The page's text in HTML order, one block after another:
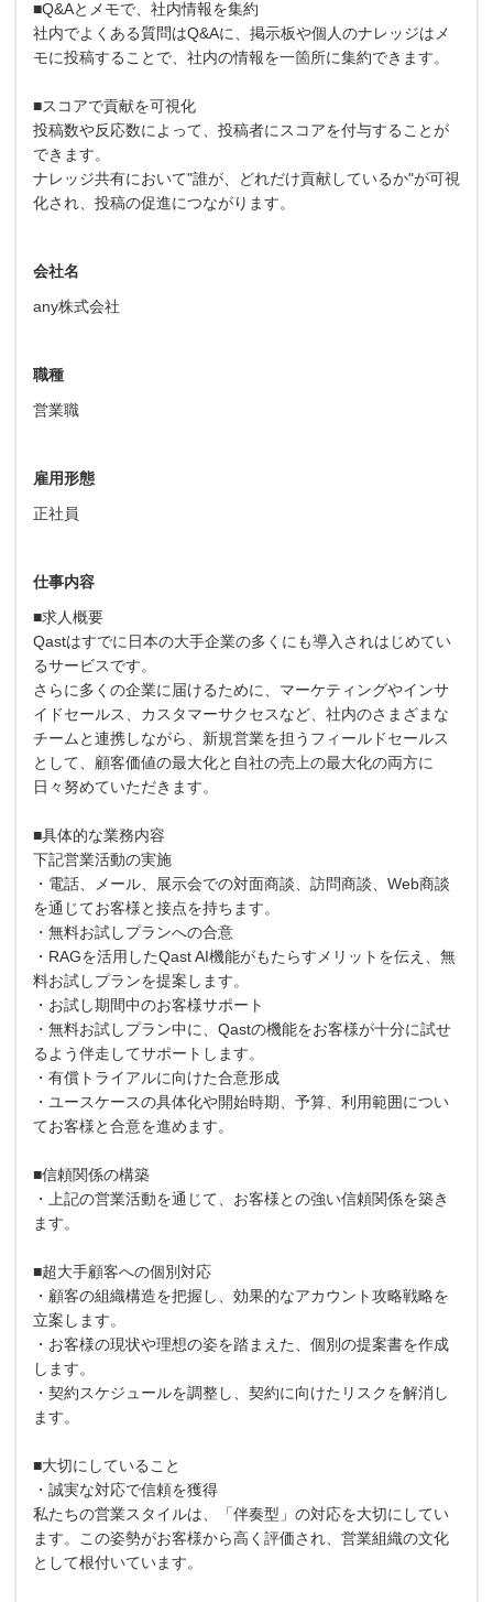
■Q&Aとメモで、社内情報を集約
社内でよくある質問はQ&Aに、掲示板や個人のナレッジはメ
モに投稿することで、社内の情報を一箇所に集約できます。
■スコアで貢献を可視化
投稿数や反応数によって、投稿者にスコアを付与することが
できます。
ナレッジ共有において"誰が、どれだけ貢献しているか"が可視
化され、投稿の促進につながります。
会社名
any株式会社
職種
営業職
雇用形態
正社員
仕事内容
■求人概要
Qastはすでに日本の大手企業の多くにも導入されはじめてい
るサービスです。
さらに多くの企業に届けるために、マーケティングやインサ
イドセールス、カスタマーサクセスなど、社内のさまざまな
チームと連携しながら、新規営業を担うフィールドセールス
として、顧客価値の最大化と自社の売上の最大化の両方に
日々努めていただきます。
■具体的な業務内容
下記営業活動の実施
・電話、メール、展示会での対面商談、訪問商談、Web商談
を通じてお客様と接点を持ちます。
・無料お試しプランへの合意
・RAGを活用したQast AI機能がもたらすメリットを伝え、無
料お試しプランを提案します。
・お試し期間中のお客様サポート
・無料お試しプラン中に、Qastの機能をお客様が十分に試せ
るよう伴走してサポートします。
・有償トライアルに向けた合意形成
・ユースケースの具体化や開始時期、予算、利用範囲につい
てお客様と合意を進めます。
■信頼関係の構築
・上記の営業活動を通じて、お客様との強い信頼関係を築き
ます。
■超大手顧客への個別対応
・顧客の組織構造を把握し、効果的なアカウント攻略戦略を
立案します。
・お客様の現状や理想の姿を踏まえた、個別の提案書を作成
します。
・契約スケジュールを調整し、契約に向けたリスクを解消し
ます。
■大切にしていること
・誠実な対応で信頼を獲得
私たちの営業スタイルは、「伴奏型」の対応を大切にしてい
ます。この姿勢がお客様から高く評価され、営業組織の文化
として根付いています。